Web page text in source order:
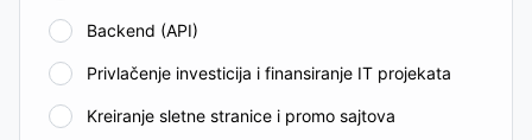
Backend (API)
Privlačenje investicija i finansiranje IT projekata
Kreiranje sletne stranice i promo sajtova